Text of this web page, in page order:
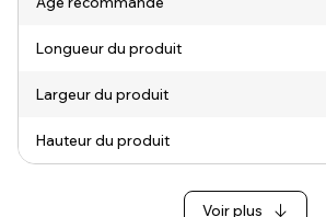
Longueur du produit
Largeur du produit
Hauteur du produit
Voir plus